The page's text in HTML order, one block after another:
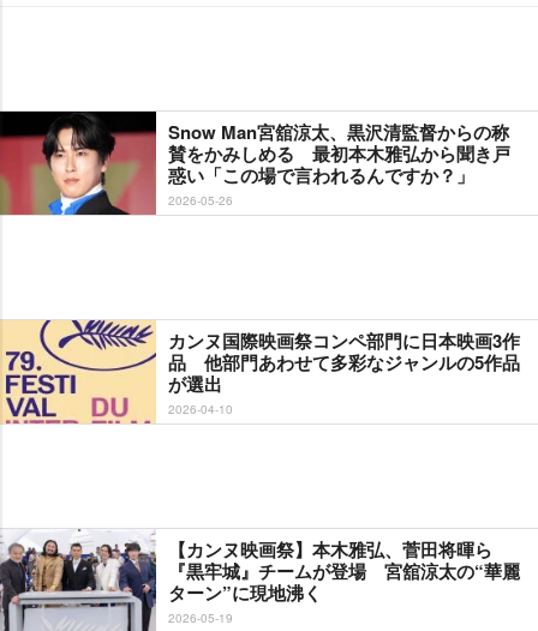
Snow Man宮舘涼太、黒沢清監督からの称
賛をかみしめる 最初本木雅弘から聞き戸
惑い「この場で言われるんですか？」
2026-05-26
カンヌ国際映画祭コンペ部門に日本映画3作
品 他部門あわせて多彩なジャンルの5作品
が選出
2026-04-10
【カンヌ映画祭】本木雅弘、菅田将暉ら
『黒牢城』チームが登場 宮舘涼太の“華麗
ターン”に現地沸く
2026-05-19